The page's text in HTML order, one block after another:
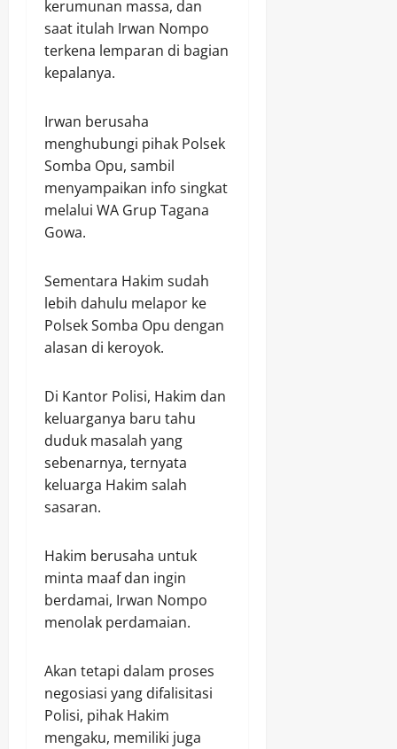
kerumunan massa, dan
saat itulah Irwan Nompo
terkena lemparan di bagian
kepalanya.
Irwan berusaha
menghubungi pihak Polsek
Somba Opu, sambil
menyampaikan info singkat
melalui WA Grup Tagana
Gowa.
Sementara Hakim sudah
lebih dahulu melapor ke
Polsek Somba Opu dengan
alasan di keroyok.
Di Kantor Polisi, Hakim dan
keluarganya baru tahu
duduk masalah yang
sebenarnya, ternyata
keluarga Hakim salah
sasaran.
Hakim berusaha untuk
minta maaf dan ingin
berdamai, Irwan Nompo
menolak perdamaian.
Akan tetapi dalam proses
negosiasi yang difalisitasi
Polisi, pihak Hakim
mengaku, memiliki juga